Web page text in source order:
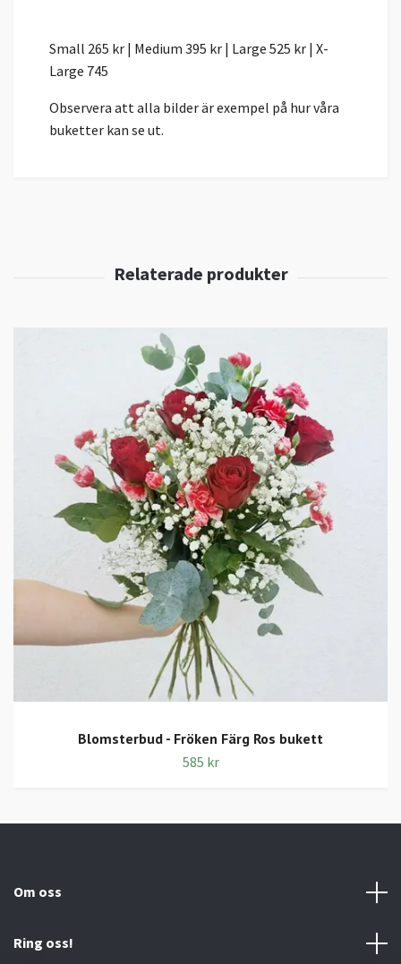
Small 265 kr | Medium 395 kr | Large 525 kr | X-
Large 745
Observera att alla bilder är exempel på hur våra
buketter kan se ut.
Blomsterbud - Fröken Färg Ros bukett
585 kr
Om oss
Ring oss!